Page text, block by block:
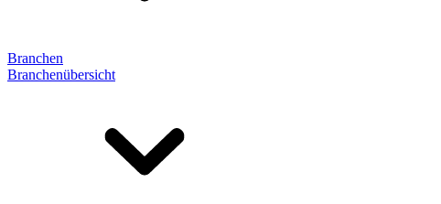
Branchen
Branchenübersicht